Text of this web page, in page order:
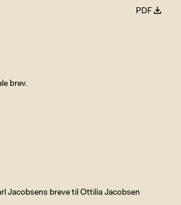
PDF
brev.
Jacobsens breve til Ottilia Jacobsen